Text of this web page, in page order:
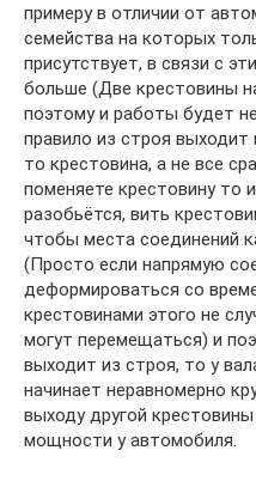
примеру в отличии от
семейства на которых
присутствует, в связи с
больше (Две крестовины
поэтому и работы будет
правило из строя выходит
то крестовина, а не все
поменяете крестовину то
разобьётся, вить
чтобы места соединений
(Просто если напрямую
деформироваться со
крестовинами этого не
могут перемещаться) и
выходит из строя, то у
начинает неравномерно
выходу другой
мощности у автомобиля.